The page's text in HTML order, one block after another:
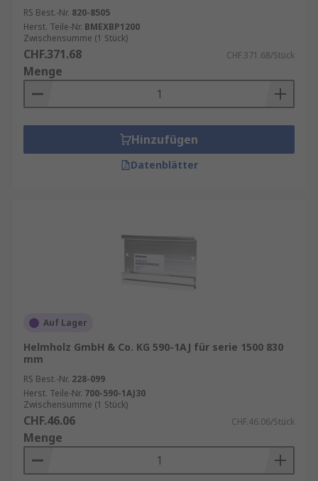
RS Best.-Nr. 820-8505
Herst. Teile-Nr. BMEXBP1200
Zwischensumme (1 Stück)
CHF.371.68 CHF.371.68/Stück
Menge
Hinzufügen
Datenblätter
Auf Lager
Helmholz GmbH & Co. KG 590-1AJ für serie 1500 830
mm
RS Best.-Nr. 228-099
Herst. Teile-Nr. 700-590-1AJ30
Zwischensumme (1 Stück)
CHF.46.06 CHF.46.06/Stück
Menge